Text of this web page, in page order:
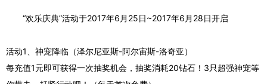
“欢乐庆典”活动于2017年6月25日~2017年6月28日开启
活动1、神宠降临（泽尔尼亚斯-阿尔宙斯-洛奇亚）
每充值1元即可获得一次抽奖机会，抽奖消耗20钻石！3只超强神宠等